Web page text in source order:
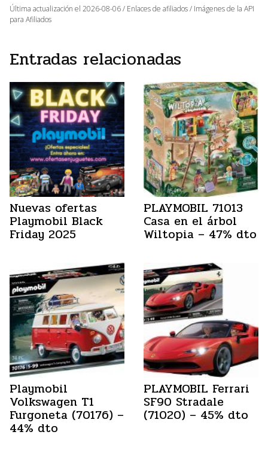
Última actualización el 2026-08-06 / Enlaces de afiliados / Imágenes de la API
para Afiliados
Entradas relacionadas
Nuevas ofertas
Playmobil Black
Friday 2025
PLAYMOBIL 71013
Casa en el árbol
Wiltopia – 47% dto
Playmobil
Volkswagen T1
Furgoneta (70176) –
44% dto
PLAYMOBIL Ferrari
SF90 Stradale
(71020) – 45% dto